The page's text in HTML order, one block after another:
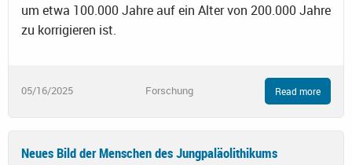
um etwa 100.000 Jahre auf ein Alter von 200.000 Jahre
zu korrigieren ist.
05/16/2025 Forschung Read more
Neues Bild der Menschen des Jungpaläolithikums